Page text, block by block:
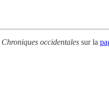
Chroniques occidentales sur la